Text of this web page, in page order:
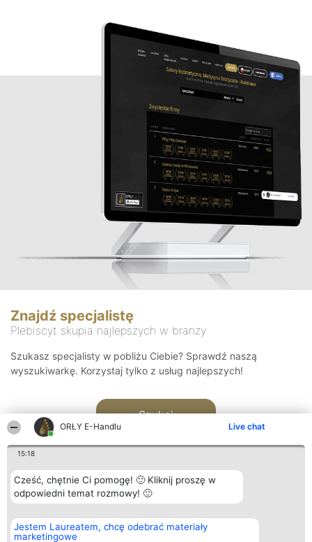
ORŁY E-Handlu Live chat
15:18
Cześć, chętnie Ci pomogę! 🙂 Kliknij proszę w
odpowiedni temat rozmowy! 🙂
Jestem Laureatem, chcę odebrać materiały
marketingowe
Znajdź specjalistę
Plebiscyt skupia najlepszych w branży
Szukasz specjalisty w pobliżu Ciebie? Sprawdź naszą
wyszukiwarkę. Korzystaj tylko z usług najlepszych!
Szukaj
Organizator plebiscytu
Bright Side Solutions sp. z o.
o. sp. k.
Plebiscyt
Laureaci
Kontakt
Kontakt